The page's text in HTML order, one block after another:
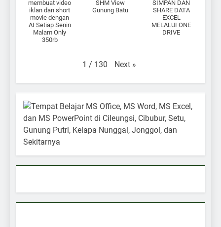
membuat video
iklan dan short
movie dengan
AI Setiap Senin
Malam Only
350rb
SHM View
Gunung Batu
SIMPAN DAN
SHARE DATA
EXCEL
MELALUI ONE
DRIVE
1 / 130 Next »